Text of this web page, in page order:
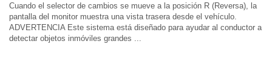
Cuando el selector de cambios se mueve a la posición R (Reversa), la
pantalla del monitor muestra una vista trasera desde el vehículo.
ADVERTENCIA Este sistema está diseñado para ayudar al conductor a
detectar objetos inmóviles grandes ...